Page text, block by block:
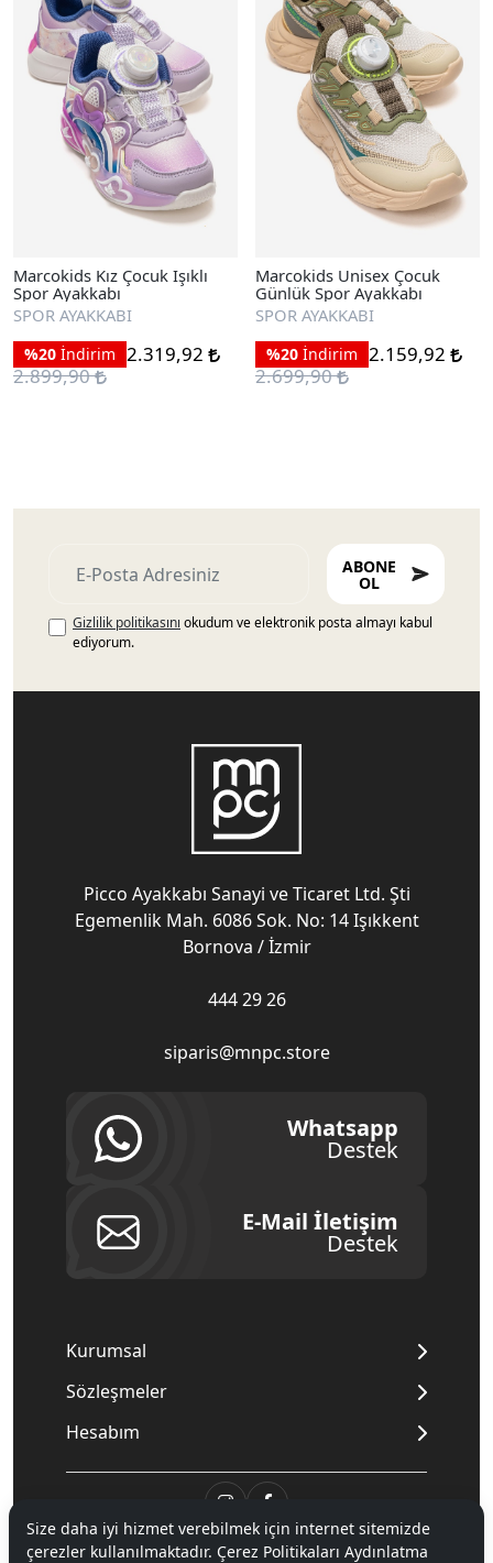
Marcokids Kız Çocuk Işıklı
Spor Ayakkabı
SPOR AYAKKABI
%20 İndirim 2.319,92
2.899,90
Marcokids Unisex Çocuk
Günlük Spor Ayakkabı
SPOR AYAKKABI
%20 İndirim 2.159,92
2.699,90
ABONE
OL
Gizlilik politikasını okudum ve elektronik posta almayı kabul
ediyorum.
Picco Ayakkabı Sanayi ve Ticaret Ltd. Şti
Egemenlik Mah. 6086 Sok. No: 14 Işıkkent
Bornova / İzmir
444 29 26
siparis@mnpc.store
Whatsapp
Destek
E-Mail İletişim
Destek
Kurumsal
Sözleşmeler
Hesabım
© 2020Mnpc. Tüm hakları saklıdır.
Size daha iyi hizmet verebilmek için internet sitemizde
çerezler kullanılmaktadır. Çerez Politikaları Aydınlatma